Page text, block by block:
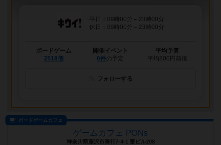
平日：09時00分～23時00分
休日：09時00分～23時00分
ボードゲーム
2518個
開催イベント
0件の予定
平均予算
平均800円前後
フォローする
ボードゲームカフェ
ゲームカフェ PONs
神奈川県藤沢市善行7-4-1 齋ビル208